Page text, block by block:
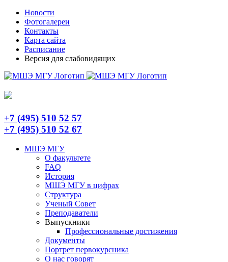
Skip
content
TelegramНовости
Фотогалереи
Контакты
Карта сайта
Расписание
Версия для слабовидящих
+7 (495) 510 52 57
+7 (495) 510 52 67
МШЭ МГУ
О факультете
FAQ
История
МШЭ МГУ в цифрах
Структура
Ученый Совет
Преподаватели
Выпускники
Профессиональные достижения
Документы
Портрет первокурсника
О нас говорят